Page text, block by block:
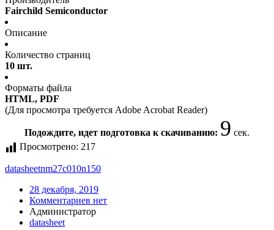
Fairchild Semiconductor
Описание
Количество страниц
10 шт.
Форматы файла
HTML, PDF
(Для просмотра требуется Adobe Acrobat Reader)
Подождите, идет подготовка к скачиванию: 9 сек.
Просмотрено: 217
datasheetnm27c010n150
28 декабря, 2019
Комментариев нет
Администратор
datasheet